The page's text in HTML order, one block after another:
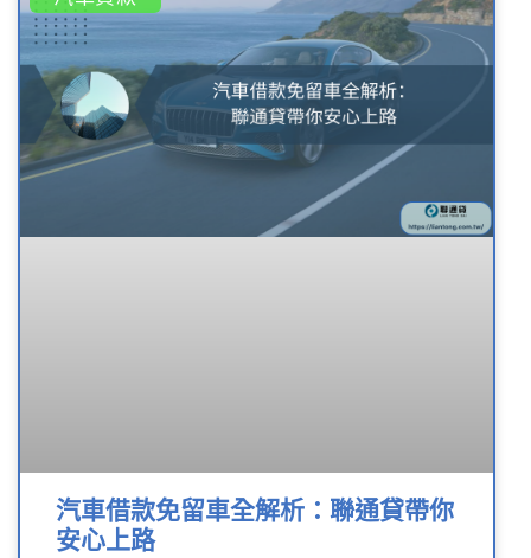
汽車借款免留車全解析：聯通貸帶你
安心上路